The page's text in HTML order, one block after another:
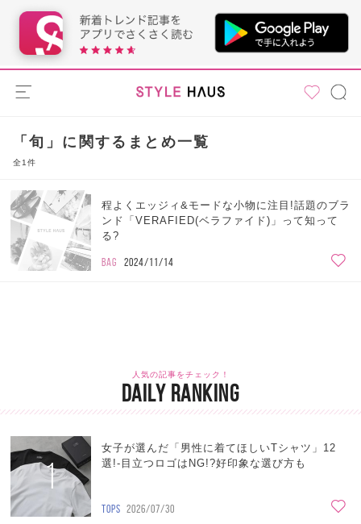
「旬」に関するまとめ一覧
全1件
程よくエッジィ&モードな小物に注目!話題のブラ
ンド「VERAFIED(ベラファイド)」って知って
る?
BAG 2024/11/14
人気の記事をチェック！
DAILY RANKING
1
女子が選んだ「男性に着てほしいTシャツ」12
選!-目立つロゴはNG!?好印象な選び方も
TOPS 2026/07/30